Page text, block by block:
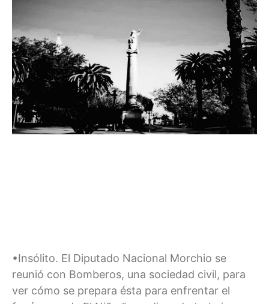
•Insólito. El Diputado Nacional Morchio se
reunió con Bomberos, una sociedad civil, para
ver cómo se prepara ésta para enfrentar el